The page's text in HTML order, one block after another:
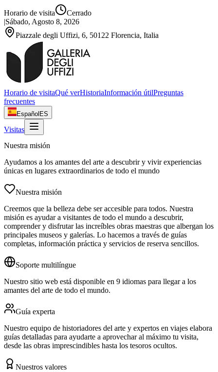
Horario de visita
Cerrado
|Sábado, Agosto 8, 2026
Piazzale degli Uffizi, 6, 50122 Florencia, Italia
Horario de visitaQué verHistoriaInformación útilPreguntas
frecuentes
Español ES
Visitas
Nuestra misión
Ayudamos a los amantes del arte a descubrir y vivir experiencias
únicas en lugares extraordinarios de todo el mundo
Nuestra misión
Creemos que la belleza debe ser accesible para todos. Nuestra
misión es ayudar a visitantes de todo el mundo a descubrir,
comprender y disfrutar las increíbles obras maestras que albergan los
principales museos y galerías. Lo hacemos a través de guías
completas, información práctica y servicios de reserva sencillos.
Soporte multilíngue
Nuestro sitio web está disponible en 9 idiomas para llegar a los
amantes del arte de todo el mundo.
Guía experta
Nuestro equipo de historiadores del arte y expertos en viajes elabora
guías detalladas para ayudarte a aprovechar al máximo tu visita,
desde las obras imprescindibles hasta los tesoros ocultos.
Nuestros valores